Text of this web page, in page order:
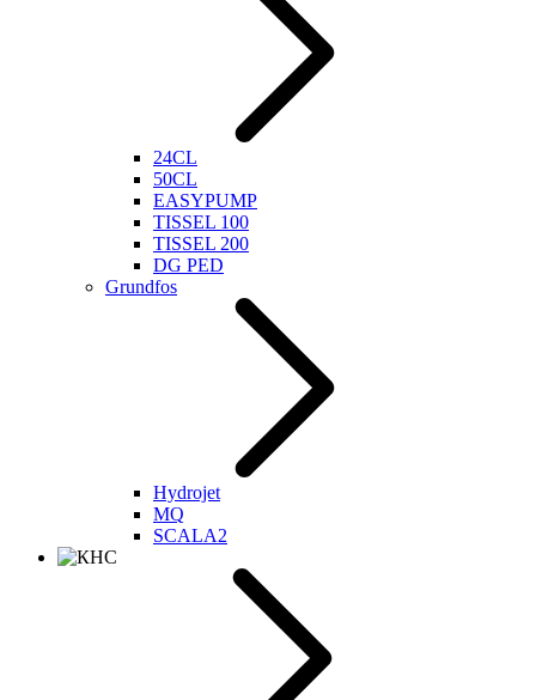
24CL
50CL
EASYPUMP
TISSEL 100
TISSEL 200
DG PED
Grundfos
Hydrojet
MQ
SCALA2